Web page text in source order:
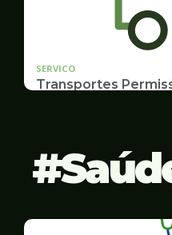
SERVICO
Transportes